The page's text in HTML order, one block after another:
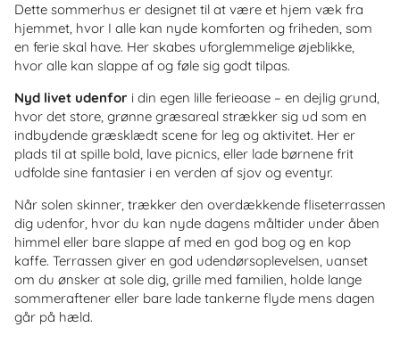
Dette sommerhus er designet til at være et hjem væk fra
hjemmet, hvor I alle kan nyde komforten og friheden, som
en ferie skal have. Her skabes uforglemmelige øjeblikke,
hvor alle kan slappe af og føle sig godt tilpas.
Nyd livet udenfor i din egen lille ferieoase – en dejlig grund,
hvor det store, grønne græsareal strækker sig ud som en
indbydende græsklædt scene for leg og aktivitet. Her er
plads til at spille bold, lave picnics, eller lade børnene frit
udfolde sine fantasier i en verden af sjov og eventyr.
Når solen skinner, trækker den overdækkende fliseterrassen
dig udenfor, hvor du kan nyde dagens måltider under åben
himmel eller bare slappe af med en god bog og en kop
kaffe. Terrassen giver en god udendørsoplevelsen, uanset
om du ønsker at sole dig, grille med familien, holde lange
sommeraftener eller bare lade tankerne flyde mens dagen
går på hæld.